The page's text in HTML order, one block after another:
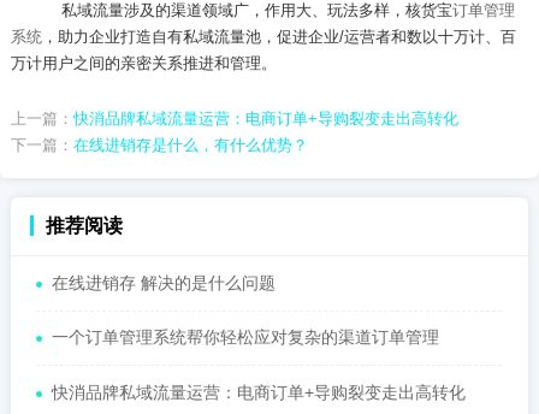
私域流量涉及的渠道领域广，作用大、玩法多样，核货宝订单管理
系统，助力企业打造自有私域流量池，促进企业/运营者和数以十万计、百
万计用户之间的亲密关系推进和管理。
上一篇：快消品牌私域流量运营：电商订单+导购裂变走出高转化
下一篇： 在线进销存是什么，有什么优势？
推荐阅读
在线进销存 解决的是什么问题
一个订单管理系统帮你轻松应对复杂的渠道订单管理
快消品牌私域流量运营：电商订单+导购裂变走出高转化